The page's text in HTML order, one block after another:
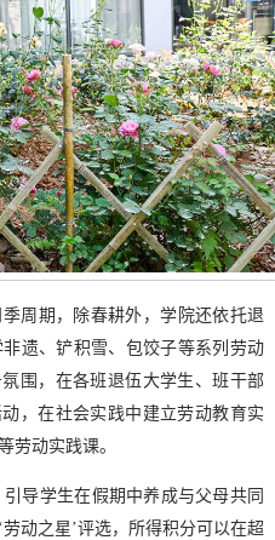
周期，除春耕外，学院还依托退
遗、铲积雪、包饺子等系列劳动
围，在各班退伍大学生、班干部
，在社会实践中建立劳动教育实
劳动实践课。
导学生在假期中养成与父母共同
动之星’评选，所得积分可以在超